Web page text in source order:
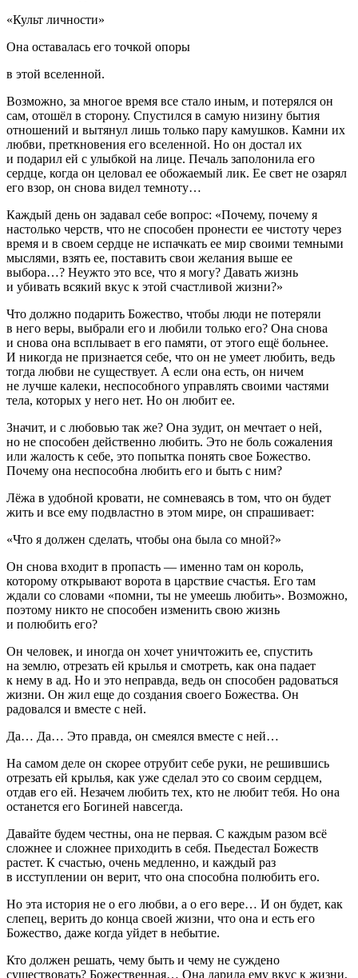
«Культ личности»
Она оставалась его точкой опоры
в этой вселенной.
Возможно, за многое время все стало иным, и потерялся он
сам, отошёл в сторону. Спустился в самую низину бытия
отношений и вытянул лишь только пару камушков. Камни их
любви, преткновения его вселенной. Но он достал их
и подарил ей с улыбкой на лице. Печаль заполонила его
сердце, когда он целовал ее обожаемый лик. Ее свет не озарял
его взор, он снова видел темноту…
Каждый день он задавал себе вопрос: «Почему, почему я
настолько черств, что не способен пронести ее чистоту через
время и в своем сердце не испачкать ее мир своими темными
мыслями, взять ее, поставить свои желания выше ее
выбора…? Неужто это все, что я могу? Давать жизнь
и убивать всякий вкус к этой счастливой жизни?»
Что должно подарить Божество, чтобы люди не потеряли
в него веры, выбрали его и любили только его? Она снова
и снова она всплывает в его памяти, от этого ещё больнее.
И никогда не признается себе, что он не умеет любить, ведь
тогда любви не существует. А если она есть, он ничем
не лучше калеки, неспособного управлять своими частями
тела, которых у него нет. Но он любит ее.
Значит, и с любовью так же? Она зудит, он мечтает о ней,
но не способен действенно любить. Это не боль сожаления
или жалость к себе, это попытка понять свое Божество.
Почему она неспособна любить его и быть с ним?
Лёжа в удобной кровати, не сомневаясь в том, что он будет
жить и все ему подвластно в этом мире, он спрашивает:
«Что я должен сделать, чтобы она была со мной?»
Он снова входит в пропасть — именно там он король,
которому открывают ворота в царствие счастья. Его там
ждали со словами «помни, ты не умеешь любить». Возможно,
поэтому никто не способен изменить свою жизнь
и полюбить его?
Он человек, и иногда он хочет уничтожить ее, спустить
на землю, отрезать ей крылья и смотреть, как она падает
к нему в ад. Но и это неправда, ведь он способен радоваться
жизни. Он жил еще до создания своего Божества. Он
радовался и вместе с ней.
Да… Да… Это правда, он смеялся вместе с ней…
На самом деле он скорее отрубит себе руки, не решившись
отрезать ей крылья, как уже сделал это со своим сердцем,
отдав его ей. Незачем любить тех, кто не любит тебя. Но она
останется его Богиней навсегда.
Давайте будем честны, она не первая. С каждым разом всё
сложнее и сложнее приходить в себя. Пьедестал Божеств
растет. К счастью, очень медленно, и каждый раз
в исступлении он верит, что она способна полюбить его.
Но эта история не о его любви, а о его вере… И он будет, как
слепец, верить до конца своей жизни, что она и есть его
Божество, даже когда уйдет в небытие.
Кто должен решать, чему быть и чему не суждено
существовать? Божественная… Она дарила ему вкус к жизни,